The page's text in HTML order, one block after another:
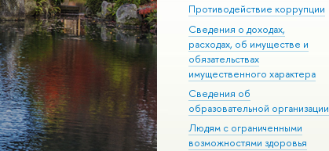
Противодействие коррупции
Сведения о доходах,
расходах, об имуществе и
обязательствах
имущественного характера
Сведения об
образовательной организации
Людям с ограниченными
возможностями здоровья